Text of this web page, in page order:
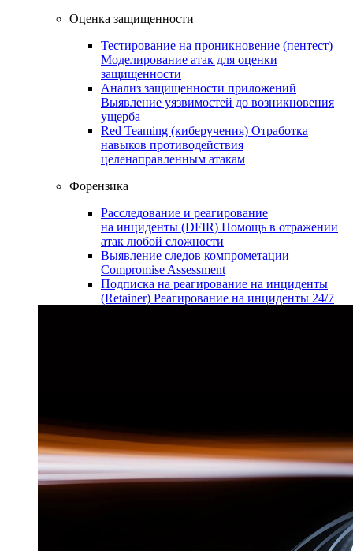
Оценка защищенности
Тестирование на проникновение (пентест)
Моделирование атак для оценки
защищенности
Анализ защищенности приложений
Выявление уязвимостей до возникновения
ущерба
Red Teaming (киберучения) Отработка
навыков противодействия
целенаправленным атакам
Форензика
Расследование и реагирование
на инциденты (DFIR) Помощь в отражении
атак любой сложности
Выявление следов компрометации
Compromise Assessment
Подписка на реагирование на инциденты
(Retainer) Реагирование на инциденты 24/7